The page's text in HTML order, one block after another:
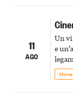
11
AGO
Un
e